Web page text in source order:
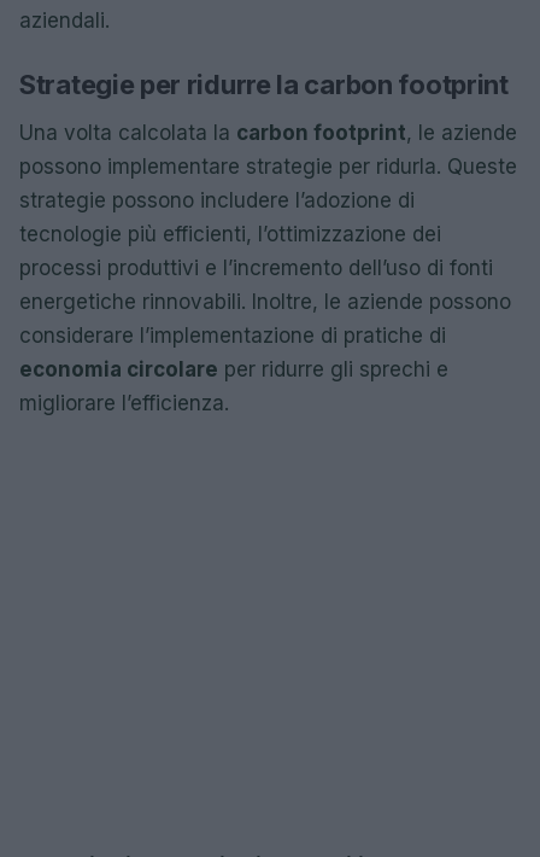
aziendali.
Strategie per ridurre la carbon footprint
Una volta calcolata la carbon footprint, le aziende
possono implementare strategie per ridurla. Queste
strategie possono includere l’adozione di
tecnologie più efficienti, l’ottimizzazione dei
processi produttivi e l’incremento dell’uso di fonti
energetiche rinnovabili. Inoltre, le aziende possono
considerare l’implementazione di pratiche di
economia circolare per ridurre gli sprechi e
migliorare l’efficienza.